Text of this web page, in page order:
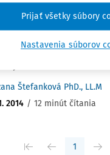
dni 2014
a z
LL.M. PhD. odborný
Štefanková PhD., LL.M
2014 / 12 minút čítania
1
Nastavenia súborov
Prijať všetky súbory